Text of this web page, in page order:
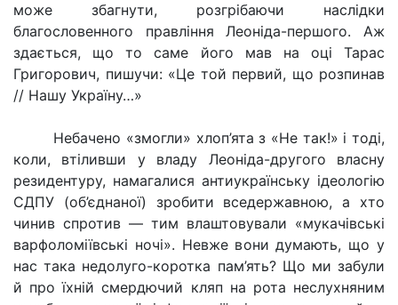
може збагнути, розгрібаючи наслідки
благословенного правління Леоніда-першого. Аж
здається, що то саме його мав на оці Тарас
Григорович, пишучи: «Це той первий, що розпинав
// Нашу Україну…»
Небачено «змогли» хлоп’ята з «Не так!» і тоді,
коли, втіливши у владу Леоніда-другого власну
резидентуру, намагалися антиукраїнську ідеологію
СДПУ (об’єднаної) зробити вседержавною, а хто
чинив спротив — тим влаштовували «мукачівські
варфоломіївські ночі». Невже вони думають, що у
нас така недолуго-коротка пам’ять? Що ми забули
й про їхній смердючий кляп на рота неслухняним